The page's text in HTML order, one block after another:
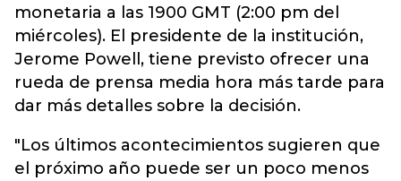
monetaria a las 1900 GMT (2:00 pm del
miércoles). El presidente de la institución,
Jerome Powell, tiene previsto ofrecer una
rueda de prensa media hora más tarde para
dar más detalles sobre la decisión.
"Los últimos acontecimientos sugieren que
el próximo año puede ser un poco menos